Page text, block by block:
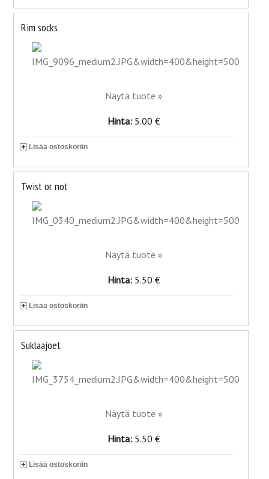
Rim socks
Näytä tuote »
Hinta: 5.00 €
Lisää ostoskoriin
Twist or not
Näytä tuote »
Hinta: 5.50 €
Lisää ostoskoriin
Suklaajoet
Näytä tuote »
Hinta: 5.50 €
Lisää ostoskoriin